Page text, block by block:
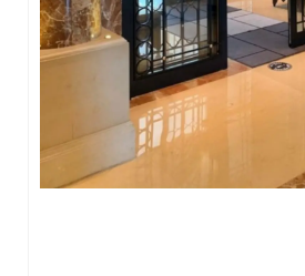
METAL SEHPA VE DRESUAR MODELLERİ